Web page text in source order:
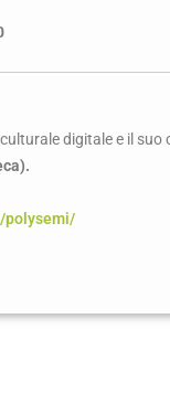
digitale e il
polysemi/